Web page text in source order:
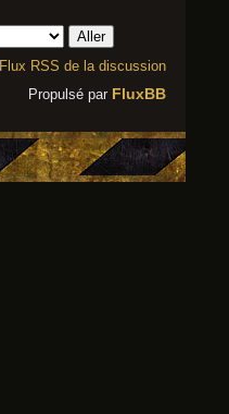
Flux RSS de la discussion
Propulsé par FluxBB